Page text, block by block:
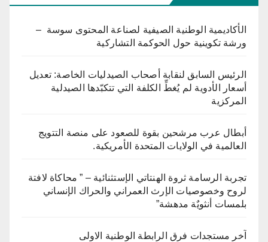
الأكاديمية الوطنية الصيفية لصناعة المحتوى سوسة –
ورشة تكوينية حول الحوكمة التشاركية
الرئيس السابق لنقابة أصحاب الصيدليات الخاصة: تعديل
أسعار الأدوية لم يُغطِّ الكلفة التي تتكبّدها الصيدلية
المركزية
أبطال عرب مرشحين بقوة للصعود على منصة التتويج
العالمية في الولايات المتحدة الأمريكية.
تجربة الرسامة ثروة الهنتاتي الإستثنائية – ” محاكاة لافتة
لروح وخصوصيات الإرث العمراني والحراك الإنساني
بلمسات أنثويٌة مدهشة”
آخر مستجدات فرق الرابطة الوطنية الاولى